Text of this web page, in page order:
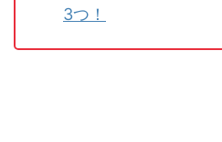
3つ！